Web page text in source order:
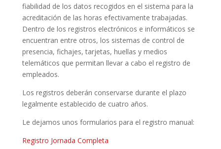
fiabilidad de los datos recogidos en el sistema para la
acreditación de las horas efectivamente trabajadas.
Dentro de los registros electrónicos e informáticos se
encuentran entre otros, los sistemas de control de
presencia, fichajes, tarjetas, huellas y medios
telemáticos que permitan llevar a cabo el registro de
empleados.
Los registros deberán conservarse durante el plazo
legalmente establecido de cuatro años.
Le dejamos unos formularios para el registro manual:
Registro Jornada Completa